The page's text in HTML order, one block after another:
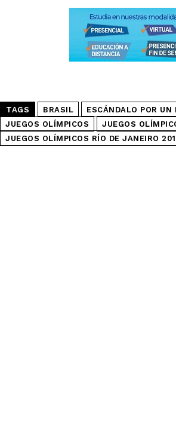
TAGS BRASIL ESCÁNDALO POR UN
JUEGOS OLÍMPICOS
JUEGOS
JUEGOS OLÍMPICOS RÍO DE JANEIRO